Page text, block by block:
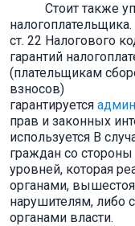
Стоит также
ст. 22 Налогового
гарантий
(плательщикам
взносов)
гарантируется
прав и законных
используется В
граждан со
уровней, которая
органами,
нарушителям, либо
органами власти.